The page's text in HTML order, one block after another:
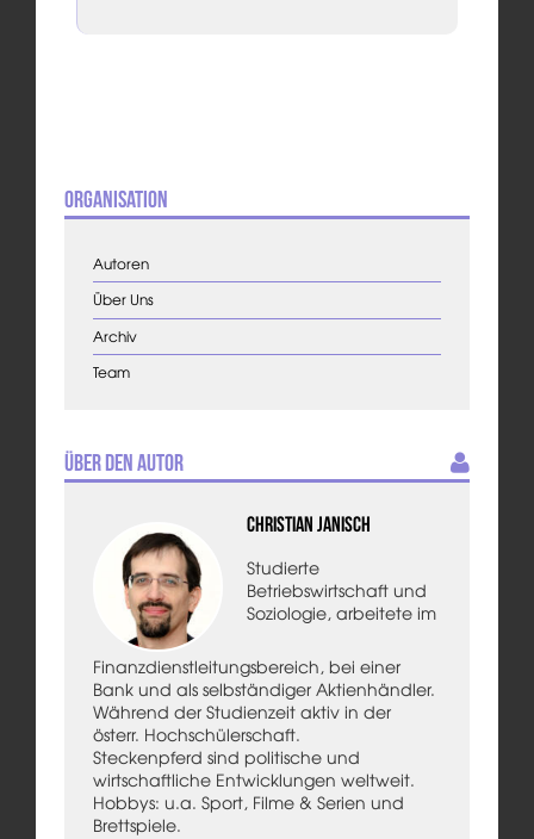
Organisation
Autoren
Über Uns
Archiv
Team
Über den Autor
Christian Janisch
Studierte
Betriebswirtschaft und
Soziologie, arbeitete im
Finanzdienstleitungsbereich, bei einer
Bank und als selbständiger Aktienhändler.
Während der Studienzeit aktiv in der
österr. Hochschülerschaft.
Steckenpferd sind politische und
wirtschaftliche Entwicklungen weltweit.
Hobbys: u.a. Sport, Filme & Serien und
Brettspiele.